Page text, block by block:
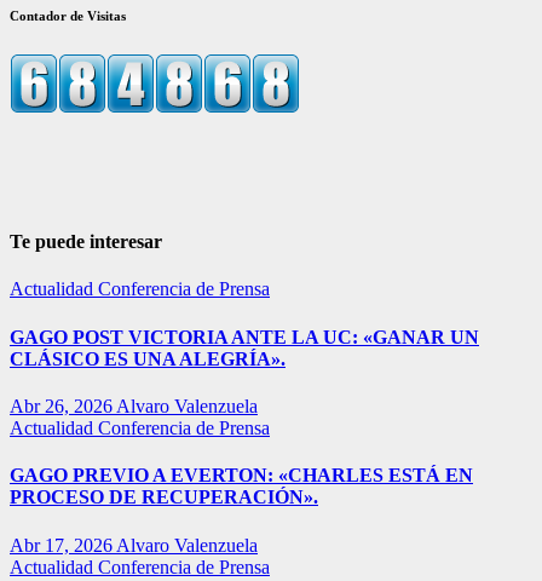
Contador de Visitas
Te puede interesar
Actualidad Conferencia de Prensa
GAGO POST VICTORIA ANTE LA UC: «GANAR UN
CLÁSICO ES UNA ALEGRÍA».
Abr 26, 2026 Alvaro Valenzuela
Actualidad Conferencia de Prensa
GAGO PREVIO A EVERTON: «CHARLES ESTÁ EN
PROCESO DE RECUPERACIÓN».
Abr 17, 2026 Alvaro Valenzuela
Actualidad Conferencia de Prensa